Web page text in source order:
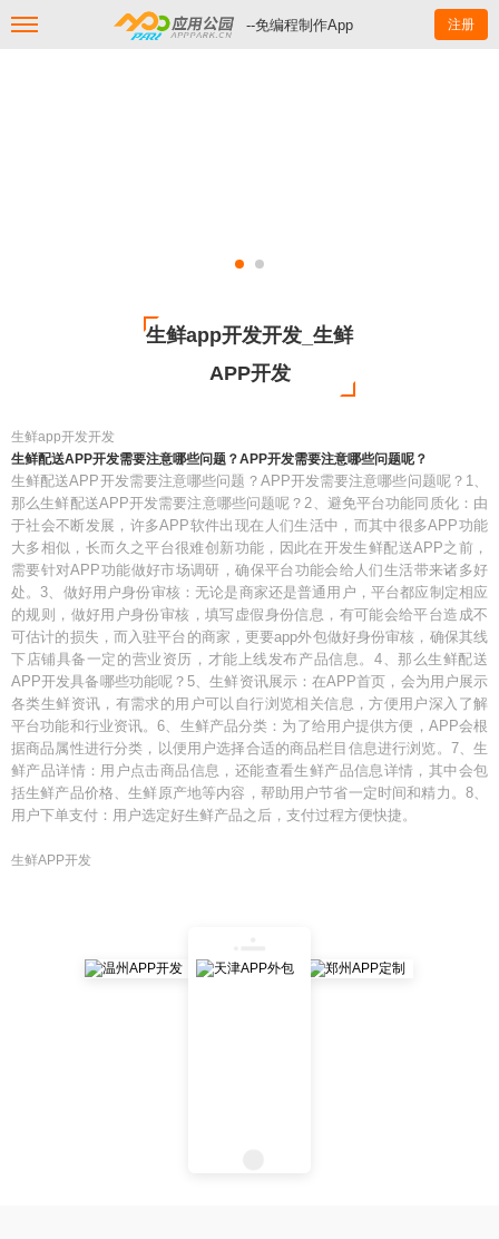
--免编程制作App 注册
生鲜app开发开发_生鲜
APP开发
生鲜app开发开发
生鲜配送APP开发需要注意哪些问题？APP开发需要注意哪些问题呢？
生鲜配送APP开发需要注意哪些问题？APP开发需要注意哪些问题呢？1、
那么生鲜配送APP开发需要注意哪些问题呢？2、避免平台功能同质化：由
于社会不断发展，许多APP软件出现在人们生活中，而其中很多APP功能
大多相似，长而久之平台很难创新功能，因此在开发生鲜配送APP之前，
需要针对APP功能做好市场调研，确保平台功能会给人们生活带来诸多好
处。3、做好用户身份审核：无论是商家还是普通用户，平台都应制定相应
的规则，做好用户身份审核，填写虚假身份信息，有可能会给平台造成不
可估计的损失，而入驻平台的商家，更要app外包做好身份审核，确保其线
下店铺具备一定的营业资历，才能上线发布产品信息。4、那么生鲜配送
APP开发具备哪些功能呢？5、生鲜资讯展示：在APP首页，会为用户展示
各类生鲜资讯，有需求的用户可以自行浏览相关信息，方便用户深入了解
平台功能和行业资讯。6、生鲜产品分类：为了给用户提供方便，APP会根
据商品属性进行分类，以便用户选择合适的商品栏目信息进行浏览。7、生
鲜产品详情：用户点击商品信息，还能查看生鲜产品信息详情，其中会包
括生鲜产品价格、生鲜原产地等内容，帮助用户节省一定时间和精力。8、
用户下单支付：用户选定好生鲜产品之后，支付过程方便快捷。
生鲜APP开发